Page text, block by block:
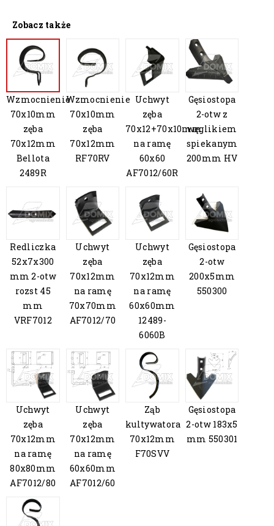
Zobacz także
Wzmocnienie
70x10mm
zęba
70x12mm
Bellota
2489R
Wzmocnienie
70x10mm
zęba
70x12mm
RF70RV
Uchwyt
zęba
70x12+70x10mm
na ramę
60x60
AF7012/60R
Gęsiostopa
2-otw z
węglikiem
spiekanym
200mm HV
Redliczka
52x7x300
mm 2-otw
rozst 45
mm
VRF7012
Uchwyt
zęba
70x12mm
na ramę
70x70mm
AF7012/70
Uchwyt
zęba
70x12mm
na ramę
60x60mm
12489-
6060B
Gęsiostopa
2-otw
200x5mm
550300
Uchwyt
zęba
70x12mm
na ramę
80x80mm
AF7012/80
Uchwyt
zęba
70x12mm
na ramę
60x60mm
AF7012/60
Ząb
kultywatora
70x12mm
F70SVV
Gęsiostopa
2-otw 183x5
mm 550301